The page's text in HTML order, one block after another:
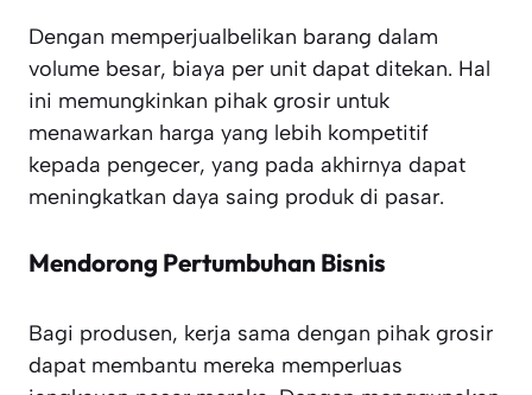
Dengan memperjualbelikan barang dalam
volume besar, biaya per unit dapat ditekan. Hal
ini memungkinkan pihak grosir untuk
menawarkan harga yang lebih kompetitif
kepada pengecer, yang pada akhirnya dapat
meningkatkan daya saing produk di pasar.
Mendorong Pertumbuhan Bisnis
Bagi produsen, kerja sama dengan pihak grosir
dapat membantu mereka memperluas